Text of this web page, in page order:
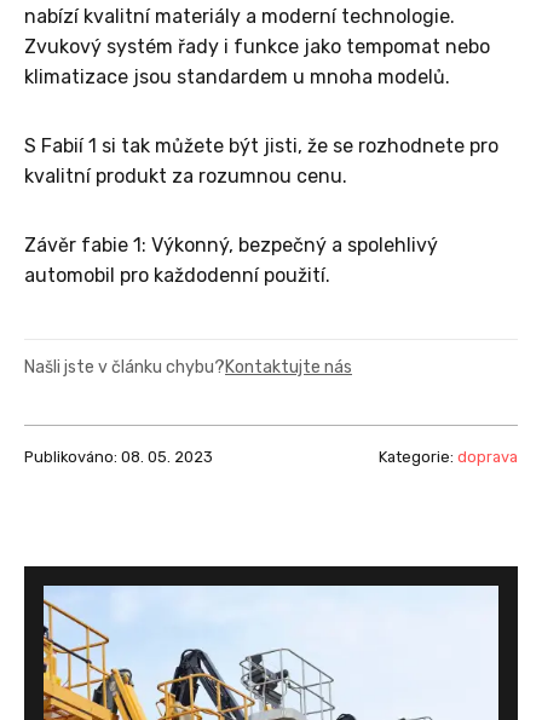
nabízí kvalitní materiály a moderní technologie.
Zvukový systém řady i funkce jako tempomat nebo
klimatizace jsou standardem u mnoha modelů.
S Fabií 1 si tak můžete být jisti, že se rozhodnete pro
kvalitní produkt za rozumnou cenu.
Závěr fabie 1: Výkonný, bezpečný a spolehlivý
automobil pro každodenní použití.
Našli jste v článku chybu?Kontaktujte nás
Publikováno: 08. 05. 2023 Kategorie: doprava